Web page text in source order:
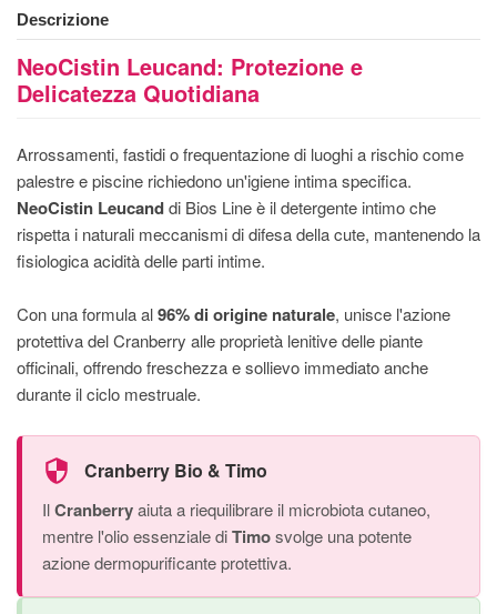
Descrizione
NeoCistin Leucand: Protezione e
Delicatezza Quotidiana
Arrossamenti, fastidi o frequentazione di luoghi a rischio come
palestre e piscine richiedono un'igiene intima specifica.
NeoCistin Leucanddi Bios Line è il detergente intimo che
rispetta i naturali meccanismi di difesa della cute, mantenendo la
fisiologica acidità delle parti intime.
Con una formula al96% di origine naturale, unisce l'azione
protettiva del Cranberry alle proprietà lenitive delle piante
officinali, offrendo freschezza e sollievo immediato anche
durante il ciclo mestruale.
Cranberry Bio & Timo
IlCranberryaiuta a riequilibrare il microbiota cutaneo,
mentre l'olio essenziale diTimosvolge una potente
azione dermopurificante protettiva.